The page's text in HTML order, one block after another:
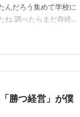
んだろう集めて学校に
ね 調べたらまだ存続・
当…
勝つ経営」が僕